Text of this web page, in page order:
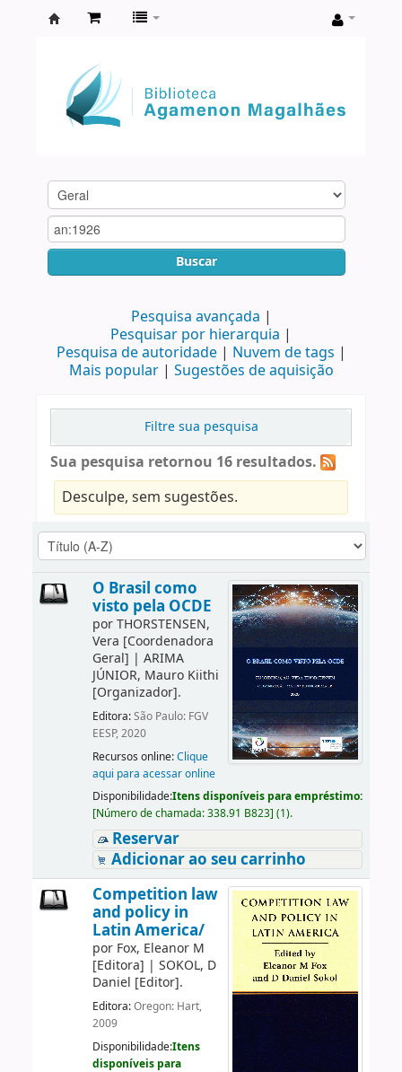
Agamenon
Magalhães
Buscar
Pesquisa avançada
Pesquisar por hierarquia
Pesquisa de autoridade
Nuvem de tags
Mais popular
Sugestões de aquisição
Filtre sua pesquisa
Sua pesquisa retornou 16 resultados.
Desculpe, sem sugestões.
O Brasil como
visto pela OCDE
porTHORSTENSEN,
Vera [Coordenadora
Geral] | ARIMA
JÚNIOR, Mauro Kiithi
[Organizador].
Editora:São Paulo: FGV
EESP, 2020
Recursos online:Clique
aqui para acessar online
Disponibilidade:Itens disponíveis para empréstimo:
[Número de chamada:338.91 B823] (1).
Reservar
Adicionar ao seu carrinho
Competition law
and policy in
Latin America/
por Fox, Eleanor M
[Editora] | SOKOL, D
Daniel [Editor].
Editora:Oregon: Hart,
2009
Disponibilidade:Itens
disponíveis para